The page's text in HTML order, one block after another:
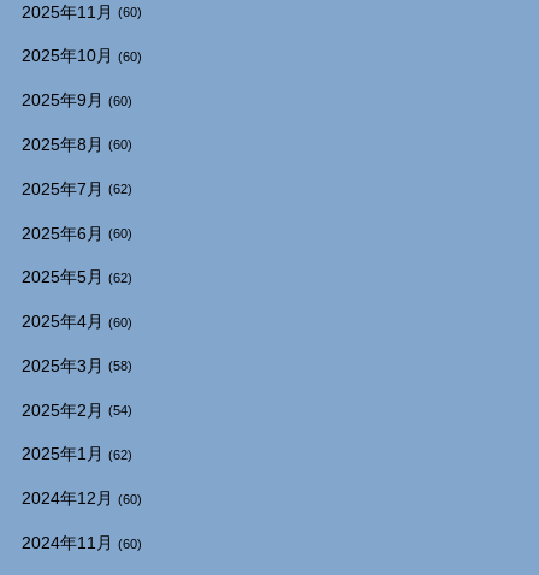
2025年11月 (60)
2025年10月 (60)
2025年9月 (60)
2025年8月 (60)
2025年7月 (62)
2025年6月 (60)
2025年5月 (62)
2025年4月 (60)
2025年3月 (58)
2025年2月 (54)
2025年1月 (62)
2024年12月 (60)
2024年11月 (60)